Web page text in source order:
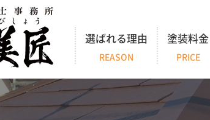
選ばれる理由
REASON
塗装料金
PRICE